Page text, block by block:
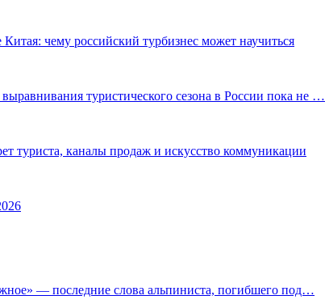
чему российский турбизнес может научиться
туристического сезона в России пока не …
туриста, каналы продаж и искусство коммуникации
— последние слова альпиниста, погибшего под…